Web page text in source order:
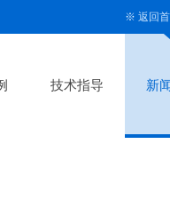
※ 返回
技术指导 新